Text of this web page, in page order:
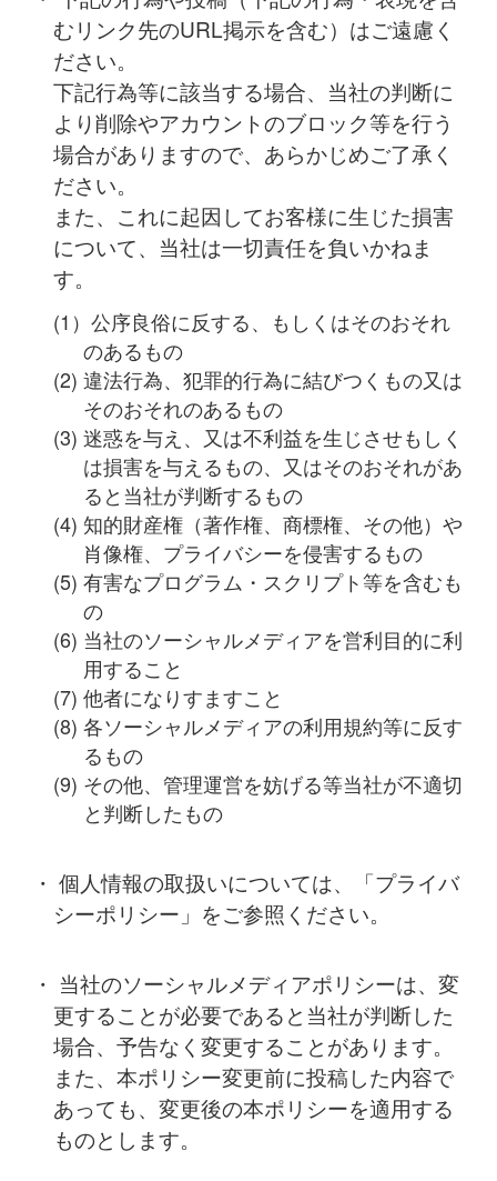
むリンク先のURL掲示を含む）はご遠慮く
ださい。
下記行為等に該当する場合、当社の判断に
より削除やアカウントのブロック等を行う
場合がありますので、あらかじめご了承く
ださい。
また、これに起因してお客様に生じた損害
について、当社は一切責任を負いかねま
す。
(1）公序良俗に反する、もしくはそのおそれ
のあるもの
(2) 違法行為、犯罪的行為に結びつくもの又は
そのおそれのあるもの
(3) 迷惑を与え、又は不利益を生じさせもしく
は損害を与えるもの、又はそのおそれがあ
ると当社が判断するもの
(4) 知的財産権（著作権、商標権、その他）や
肖像権、プライバシーを侵害するもの
(5) 有害なプログラム・スクリプト等を含むも
の
(6) 当社のソーシャルメディアを営利目的に利
用すること
(7) 他者になりすますこと
(8) 各ソーシャルメディアの利用規約等に反す
るもの
(9) その他、管理運営を妨げる等当社が不適切
と判断したもの
・ 個人情報の取扱いについては、「プライバ
シーポリシー」をご参照ください。
・ 当社のソーシャルメディアポリシーは、変
更することが必要であると当社が判断した
場合、予告なく変更することがあります。
また、本ポリシー変更前に投稿した内容で
あっても、変更後の本ポリシーを適用する
ものとします。